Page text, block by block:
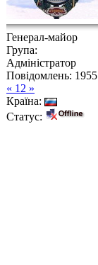
Генерал-майор
Група:
Адміністратор
Повідомлень: 1955
« 12 »
Країна:
Статус: